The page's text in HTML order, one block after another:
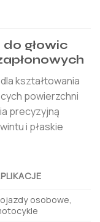
głowic
kształtowania
powierzchni
precyzyjną
i płaskie
osobowe,